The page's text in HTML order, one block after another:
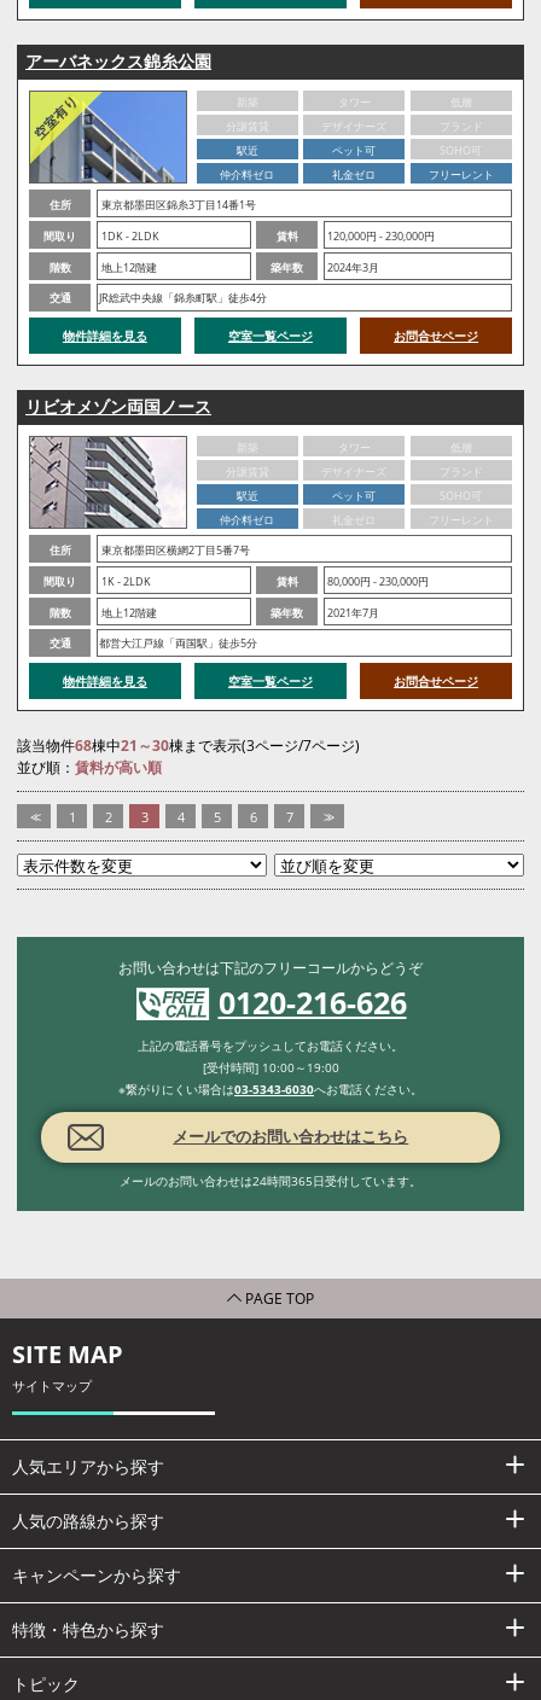
アーバネックス錦糸公園
新築 タワー
低層
分譲賃貸
デザイナーズ
ブランド
駅近
ペット可
SOHO可
仲介料ゼロ
礼金ゼロ
フリーレント
住所
東京都墨田区錦糸3丁目14番1号
間取り
1DK - 2LDK 賃料
120,000円 - 230,000円
階数
地上12階建 築年数
2024年3月
交通
JR総武中央線「錦糸町駅」徒歩4分
物件詳細を見る 空室一覧ページ お問合せページ
リビオメゾン両国ノース
新築 タワー
低層
分譲賃貸
デザイナーズ
ブランド
駅近
ペット可
SOHO可
仲介料ゼロ
礼金ゼロ
フリーレント
住所
東京都墨田区横網2丁目5番7号
間取り
1K - 2LDK 賃料
80,000円 - 230,000円
階数
地上12階建 築年数
2021年7月
交通
都営大江戸線「両国駅」徒歩5分
物件詳細を見る 空室一覧ページ お問合せページ
該当物件68棟中21～30棟まで表示(3ページ/7ページ)
並び順： 賃料が高い順
<< 1 2 3 4 5 6 7 >>
お問い合わせは下記のフリーコールからどうぞ
0120-216-626
上記の電話番号をプッシュしてお電話ください。
[受付時間] 10:00～19:00
※繋がりにくい場合は03-5343-6030へお電話ください。
メールでのお問い合わせはこちら
メールのお問い合わせは24時間365日受付しています。
PAGE TOP
SITE MAP
サイトマップ
人気エリアから探す
人気の路線から探す
キャンペーンから探す
特徴・特色から探す
トピック